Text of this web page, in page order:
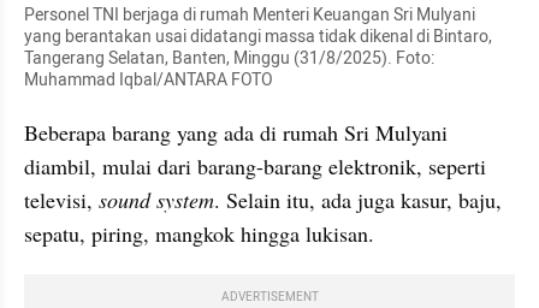
Personel TNI berjaga di rumah Menteri Keuangan Sri Mulyani
yang berantakan usai didatangi massa tidak dikenal di Bintaro,
Tangerang Selatan, Banten, Minggu (31/8/2025). Foto:
Muhammad Iqbal/ANTARA FOTO
Beberapa barang yang ada di rumah Sri Mulyani
diambil, mulai dari barang-barang elektronik, seperti
televisi, sound system. Selain itu, ada juga kasur, baju,
sepatu, piring, mangkok hingga lukisan.
ADVERTISEMENT